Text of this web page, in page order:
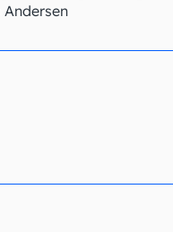
Andersen